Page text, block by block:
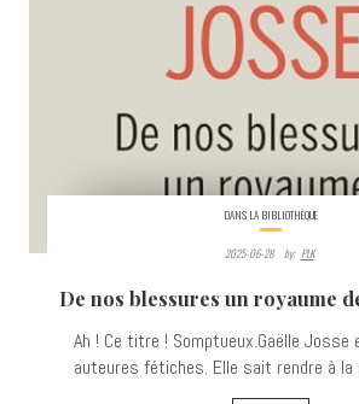
DANS LA BIBLIOTHÈQUE
2025-06-28 By: PLK
De nos blessures un royaume
Ah ! Ce titre ! Somptueux.Gaëlle Josse
auteures fétiches. Elle sait rendre à la